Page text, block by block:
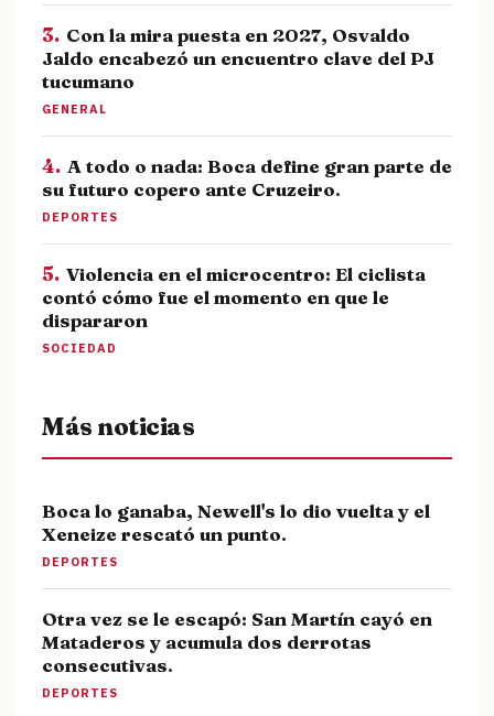
3. Con la mira puesta en 2027, Osvaldo
Jaldo encabezó un encuentro clave del PJ
tucumano
GENERAL
4. A todo o nada: Boca define gran parte de
su futuro copero ante Cruzeiro.
DEPORTES
5. Violencia en el microcentro: El ciclista
contó cómo fue el momento en que le
dispararon
SOCIEDAD
Más noticias
Boca lo ganaba, Newell's lo dio vuelta y el
Xeneize rescató un punto.
DEPORTES
Otra vez se le escapó: San Martín cayó en
Mataderos y acumula dos derrotas
consecutivas.
DEPORTES